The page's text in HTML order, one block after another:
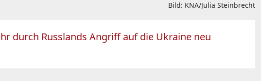
Bild: KNA/Julia Steinbrecht
durch Russlands Angriff auf die Ukraine neu